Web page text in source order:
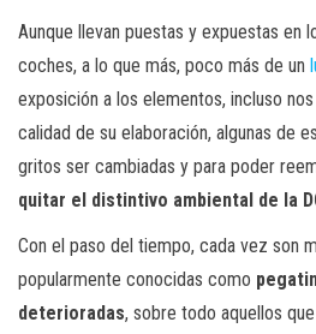
Aunque llevan puestas y expuestas en
coches, a lo que más, poco más de un
exposición a los elementos, incluso
calidad de su elaboración, algunas de
gritos ser cambiadas y para poder
quitar el distintivo ambiental de la
Con el paso del tiempo, cada vez son
popularmente conocidas como
deterioradas, sobre todo aquellos